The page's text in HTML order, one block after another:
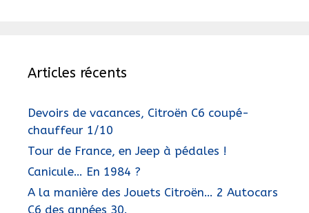
Articles récents
Devoirs de vacances, Citroën C6 coupé-
chauffeur 1/10
Tour de France, en Jeep à pédales !
Canicule… En 1984 ?
A la manière des Jouets Citroën… 2 Autocars
C6 des années 30.